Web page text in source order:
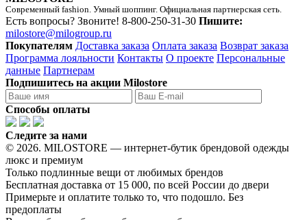
Современный fashion. Умный шоппинг. Официальная партнерская сеть.
Есть вопросы? Звоните! 8-800-250-31-30 Пишите:
milostore@milogroup.ru
Покупателям Доставка заказа Оплата заказа Возврат заказа
Программа лояльности Контакты О проекте Персональные
данные Партнерам
Подпишитесь на акции Milostore
Способы оплаты
Следите за нами
© 2026. MILOSTORE — интернет-бутик брендовой одежды
люкс и премиум
Только подлинные вещи от любимых брендов
Бесплатная доставка от 15 000, по всей России до двери
Примерьте и оплатите только то, что подошло. Без
предоплаты